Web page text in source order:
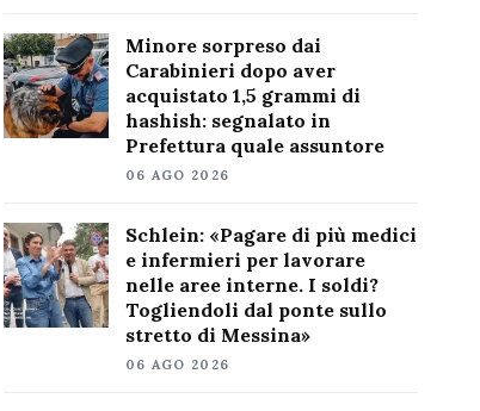
Minore sorpreso dai
Carabinieri dopo aver
acquistato 1,5 grammi di
hashish: segnalato in
Prefettura quale assuntore
06 AGO 2026
Schlein: «Pagare di più medici
e infermieri per lavorare
nelle aree interne. I soldi?
Togliendoli dal ponte sullo
stretto di Messina»
06 AGO 2026